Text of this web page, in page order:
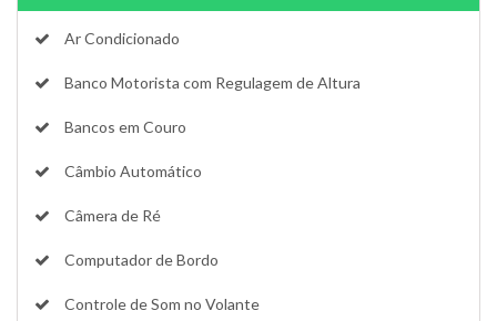
Ar Condicionado
Banco Motorista com Regulagem de Altura
Bancos em Couro
Câmbio Automático
Câmera de Ré
Computador de Bordo
Controle de Som no Volante